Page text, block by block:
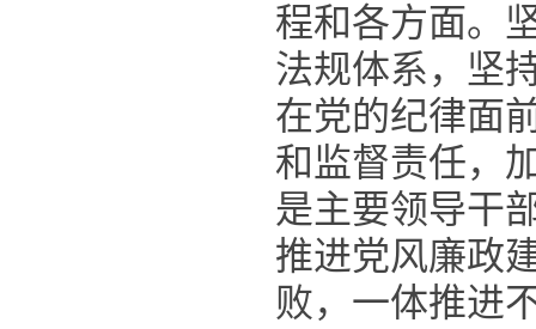
程和各方面。
法规体系，坚
在党的纪律面
和监督责任，
是主要领导干
推进党风廉政
败，一体推进